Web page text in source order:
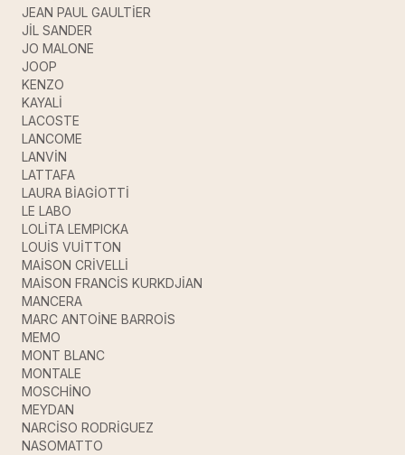
JEAN PAUL GAULTİER
JİL SANDER
JO MALONE
JOOP
KENZO
KAYALİ
LACOSTE
LANCOME
LANVİN
LATTAFA
LAURA BİAGİOTTİ
LE LABO
LOLİTA LEMPICKA
LOUİS VUİTTON
MAİSON CRİVELLİ
MAİSON FRANCİS KURKDJİAN
MANCERA
MARC ANTOİNE BARROİS
MEMO
MONT BLANC
MONTALE
MOSCHİNO
MEYDAN
NARCİSO RODRİGUEZ
NASOMATTO